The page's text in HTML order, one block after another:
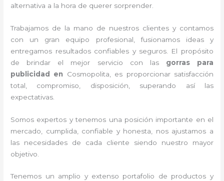
alternativa a la hora de querer sorprender.
Trabajamos de la mano de nuestros clientes y contamos
con un gran equipo profesional, fusionamos ideas y
entregamos resultados confiables y seguros. El propósito
de brindar el mejor servicio con las gorras para
publicidad
en Cosmopolita, es proporcionar satisfacción
total, compromiso, disposición, superando así las
expectativas.
Somos expertos y tenemos una posición importante en el
mercado, cumplida, confiable y honesta, nos ajustamos a
las necesidades de cada cliente siendo nuestro mayor
objetivo.
Tenemos un amplio y extenso portafolio de productos y